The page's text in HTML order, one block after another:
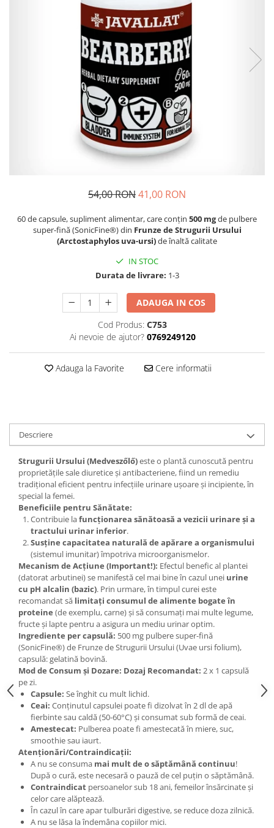
HERBS OF HEAVEN
SALVUS
54,00 RON41,00 RON
60 de capsule, supliment alimentar, care conțin 500 mgde pulbere
super-fină (SonicFine®) din Frunze de Strugurii Ursului
(Arctostaphylos uva-ursi)de înaltă calitate
IN STOC
Durata de livrare: 1-3
ADAUGA IN COS
Cod Produs: C753
Ai nevoie de ajutor? 0769249120
Adauga la Favorite Cere informatii
Descriere
Strugurii Ursului (Medveszőlő)este o plantă cunoscută pentru
proprietățile sale diuretice și antibacteriene, fiind un remediu
tradițional eficient pentru infecțiile urinare ușoare și incipiente, în
special la femei.
Beneficiile pentru Sănătate:
Contribuie lafuncționarea sănătoasă a vezicii urinare și a
tractului urinar inferior.
Susține capacitatea naturală de apărare a organismului
(sistemul imunitar) împotriva microorganismelor.
Mecanism de Acțiune (Important!): Efectul benefic al plantei
(datorat arbutinei) se manifestă cel mai bine în cazul unei urine
cu pH alcalin (bazic). Prin urmare, în timpul curei este
recomandat să limitați consumul de alimente bogate în
proteine (de exemplu, carne) și să consumați mai multe legume,
fructe și lapte pentru a asigura un mediu urinar optim.
Ingrediente per capsulă: 500 mg pulbere super-fină
(SonicFine®) de Frunze de Strugurii Ursului (Uvae ursi folium),
capsulă: gelatină bovină.
Mod de Consum și Dozare: Dozaj Recomandat: 2 x 1 capsulă
pe zi.
Capsule: Se înghit cu mult lichid.
Ceai: Conținutul capsulei poate fi dizolvat în 2 dl de apă
fierbinte sau caldă (50-60°C) și consumat sub formă de ceai.
Amestecat: Pulberea poate fi amestecată în miere, suc,
smoothie sau iaurt.
Atenționări/Contraindicații:
A nu se consuma mai mult de o săptămână continuu!
După o cură, este necesară o pauză de cel puțin o săptămână.
Contraindicat persoanelor sub 18 ani, femeilor însărcinate și
celor care alăptează.
În cazul în care apar tulburări digestive, se reduce doza zilnică.
A nu se lăsa la îndemâna copiilor mici.